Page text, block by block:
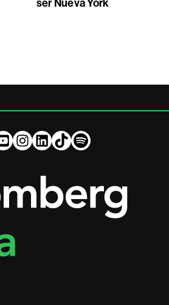
ser Nueva York